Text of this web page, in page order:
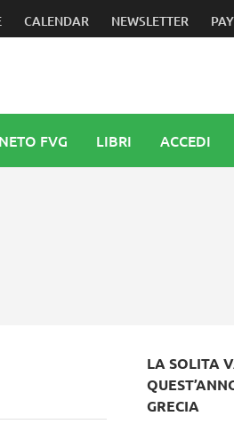
Mattarella. Bini e
CALENDAR NEWSLETTER
FVG LIBRI ACCEDI
LA SOLITA
GRECIA